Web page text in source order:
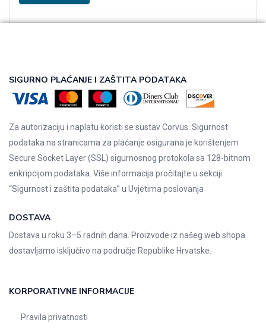
SIGURNO PLAĆANJE I ZAŠTITA PODATAKA
Za autorizaciju i naplatu koristi se sustav Corvus. Sigurnost
podataka na stranicama za plaćanje osigurana je korištenjem
Secure Socket Layer (SSL) sigurnosnog protokola sa 128-bitnom
enkripcijom podataka. Više informacija pročitajte u sekciji
“Sigurnost i zaštita podataka” u Uvjetima poslovanja
DOSTAVA
Dostava u roku 3–5 radnih dana. Proizvode iz našeg web shopa
dostavljamo isključivo na područje Republike Hrvatske.
KORPORATIVNE INFORMACIJE
Pravila privatnosti